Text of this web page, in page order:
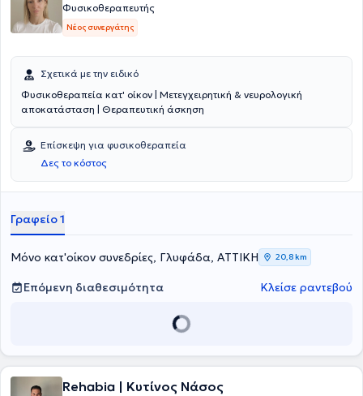
Φυσικοθεραπευτής
Νέος συνεργάτης
Σχετικά με την ειδικό
Φυσικοθεραπεία κατ' οίκον | Μετεγχειρητική & νευρολογική
αποκατάσταση | Θεραπευτική άσκηση
Επίσκεψη για φυσικοθεραπεία
Δες το κόστος
Γραφείο 1
Μόνο κατ'οίκον συνεδρίες, Γλυφάδα, ΑΤΤΙΚΗ 20,8 km
Επόμενη διαθεσιμότητα Κλείσε ραντεβού
Rehabia | Κυτίνος Νάσος